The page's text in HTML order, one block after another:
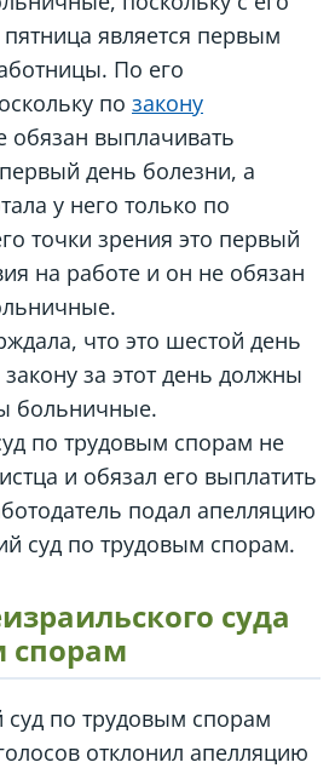
является первым
По его
по закону
обязан выплачивать
день болезни, а
у него только по
точки зрения это первый
на работе и он не обязан
что это шестой день
за этот день должны
больничные.
по трудовым спорам не
и обязал его выплатить
подал апелляцию
суд по трудовым спорам.
суда
спорам
суд по трудовым спорам
отклонил апелляцию